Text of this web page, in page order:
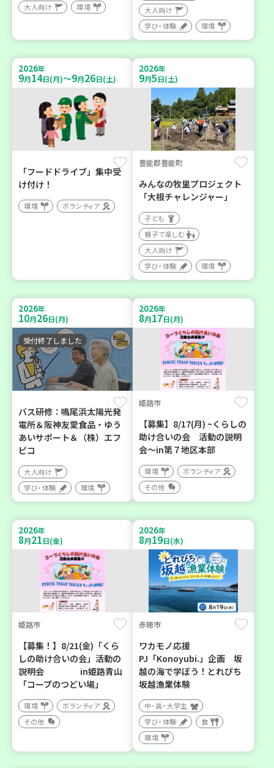
大人向け 環境
大人向け
学び・体験
環境
2026年
9月14日(月)～9月26日(土)
「フードドライブ」集中受
け付け！
環境 ボランティア
2026年
9月5日(土)
豊能郡豊能町
みんなの牧里プロジェクト
「大根チャレンジャー」
子ども
親子で楽しむ
大人向け
学び・体験
環境
2026年
10月26日(月)
受付終了しました
バス研修：鳴尾浜太陽光発
電所＆阪神友愛食品・ゆう
あいサポート＆（株）エフ
ピコ
大人向け
学び・体験
環境
2026年
8月17日(月)
姫路市
【募集】8/17(月) ~くらしの
助け合いの会 活動の説明
会～in第７地区本部
環境
ボランティア
その他
2026年
8月21日(金)
姫路市
【募集！】8/21(金)「くら
しの助け合いの会」活動の
説明会 in姫路青山
「コープのつどい場」
環境
ボランティア
その他
2026年
8月19日(水)
赤穂市
ワカモノ応援
PJ「Konoyubi.」企画 坂
越の海で学ぼう！とれぴち
坂越漁業体験
中・高・大学生
学び・体験
食
環境